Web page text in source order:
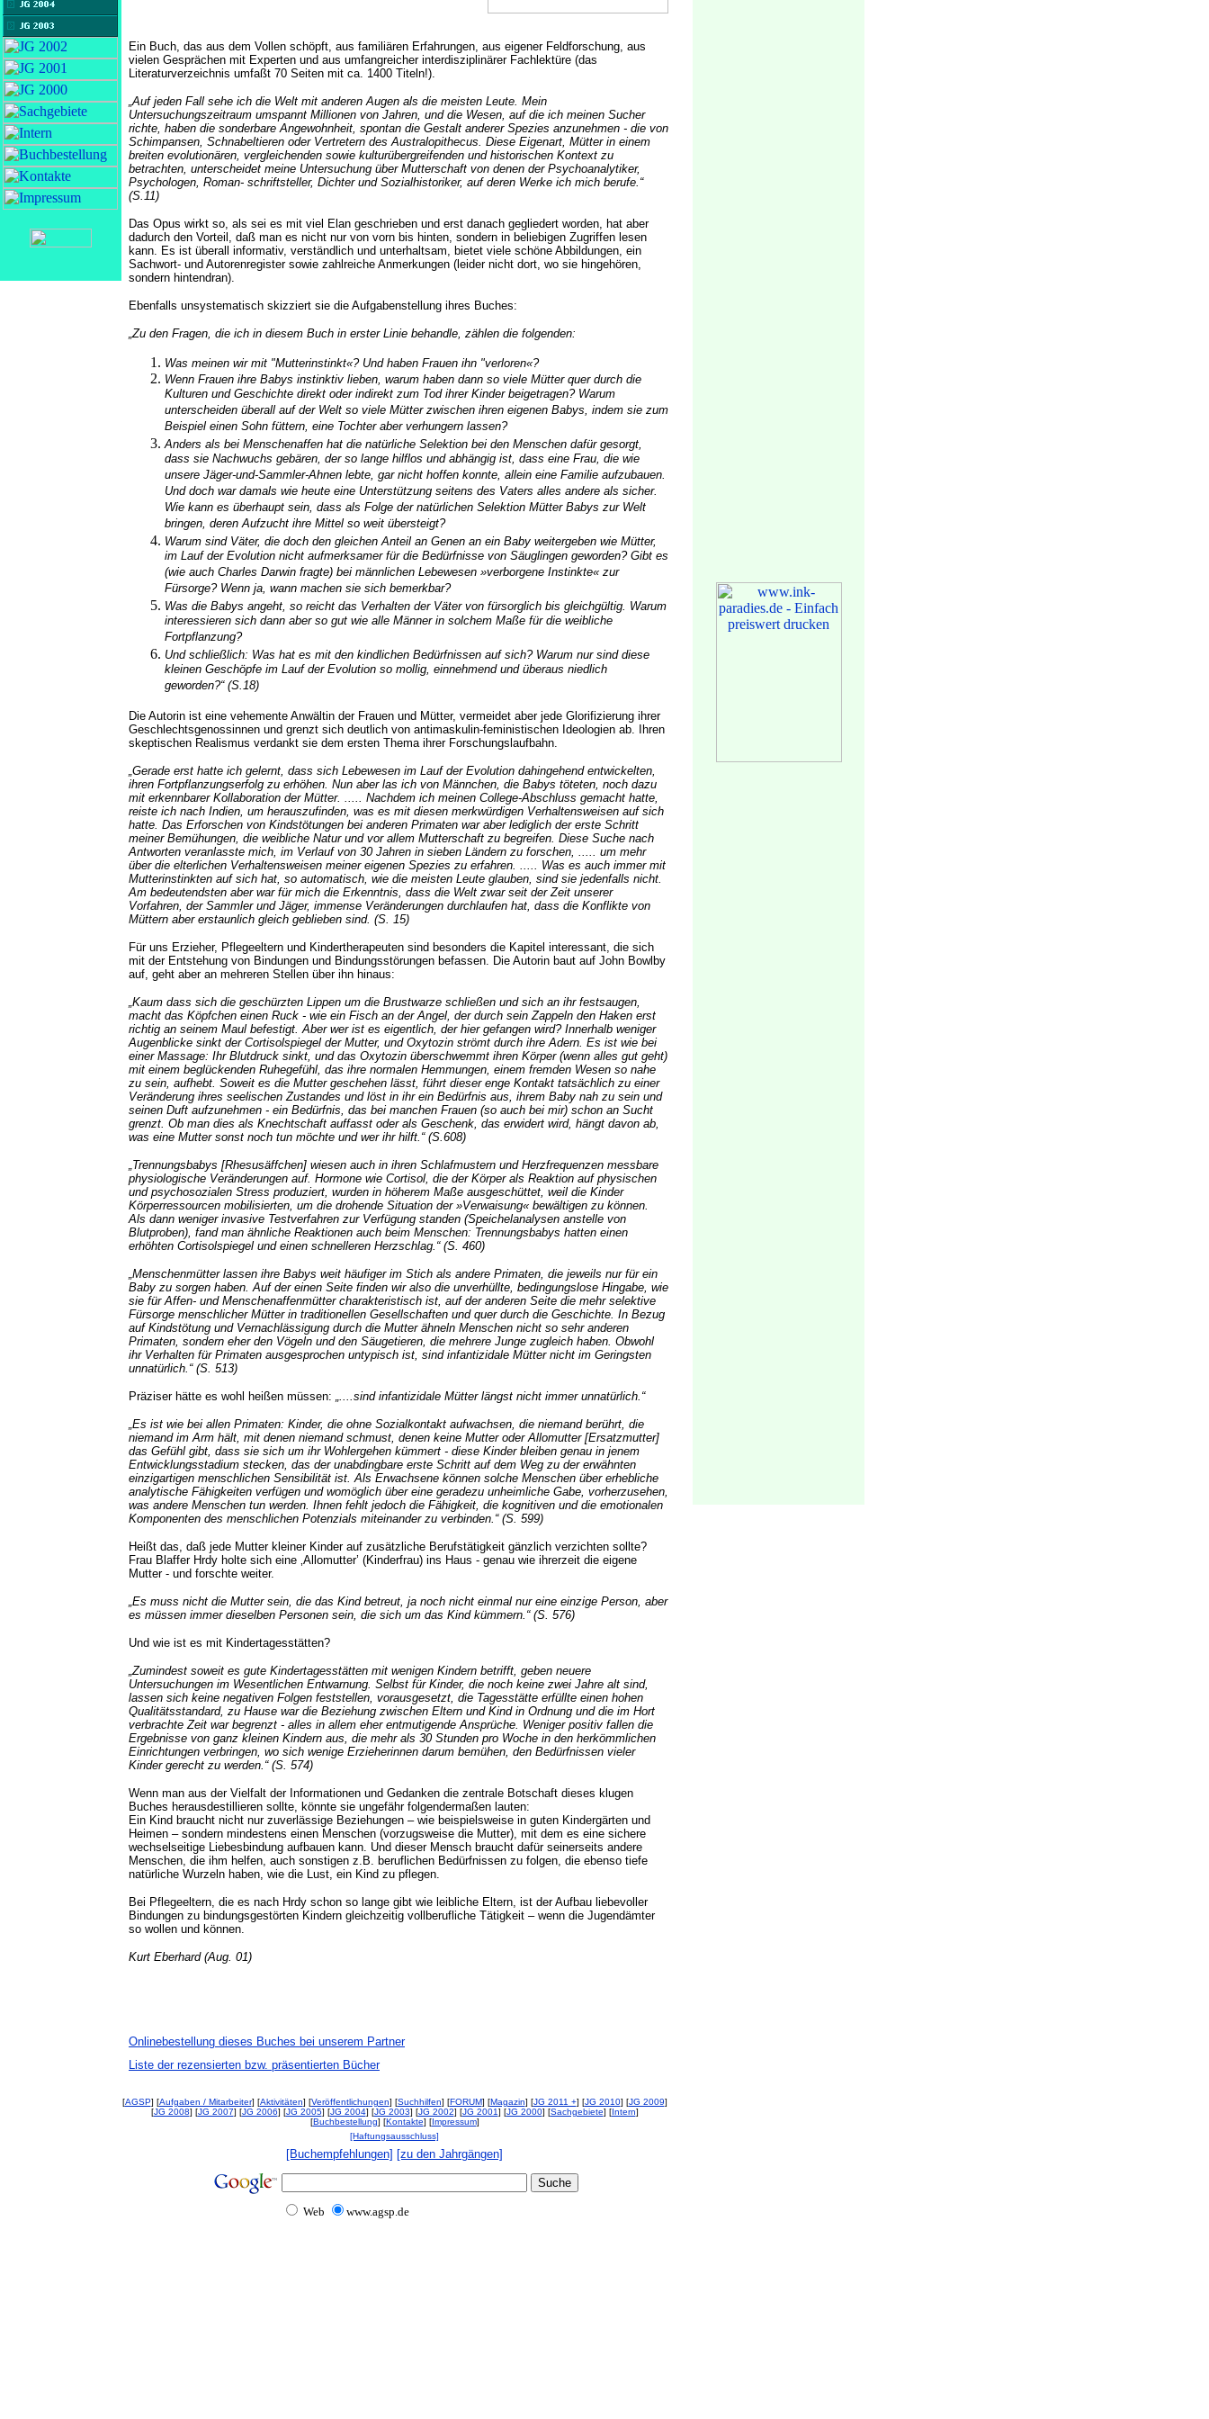
Ein Buch, das aus dem Vollen schöpft, aus familiären Erfahrungen, aus eigener Feldforschung, aus
vielen Gesprächen mit Experten und aus umfangreicher interdisziplinärer Fachlektüre (das
Literaturverzeichnis umfaßt 70 Seiten mit ca. 1400 Titeln!).
„Auf jeden Fall sehe ich die Welt mit anderen Augen als die meisten Leute. Mein
Untersuchungszeitraum umspannt Millionen von Jahren, und die Wesen, auf die ich meinen Sucher
richte, haben die sonderbare Angewohnheit, spontan die Gestalt anderer Spezies anzunehmen - die von
Schimpansen, Schnabeltieren oder Vertretern des Australopithecus. Diese Eigenart, Mütter in einem
breiten evolutionären, vergleichenden sowie kulturübergreifenden und historischen Kontext zu
betrachten, unterscheidet meine Untersuchung über Mutterschaft von denen der Psychoanalytiker,
Psychologen, Roman- schriftsteller, Dichter und Sozialhistoriker, auf deren Werke ich mich berufe.“
(S.11)
Das Opus wirkt so, als sei es mit viel Elan geschrieben und erst danach gegliedert worden, hat aber
dadurch den Vorteil, daß man es nicht nur von vorn bis hinten, sondern in beliebigen Zugriffen lesen
kann. Es ist überall informativ, verständlich und unterhaltsam, bietet viele schöne Abbildungen, ein
Sachwort- und Autorenregister sowie zahlreiche Anmerkungen (leider nicht dort, wo sie hingehören,
sondern hintendran).
Ebenfalls unsystematisch skizziert sie die Aufgabenstellung ihres Buches:
„Zu den Fragen, die ich in diesem Buch in erster Linie behandle, zählen die folgenden:
Was meinen wir mit "Mutterinstinkt«? Und haben Frauen ihn "verloren«?
Wenn Frauen ihre Babys instinktiv lieben, warum haben dann so viele Mütter quer durch die
Kulturen und Geschichte direkt oder indirekt zum Tod ihrer Kinder beigetragen? Warum
unterscheiden überall auf der Welt so viele Mütter zwischen ihren eigenen Babys, indem sie zum
Beispiel einen Sohn füttern, eine Tochter aber verhungern lassen?
Anders als bei Menschenaffen hat die natürliche Selektion bei den Menschen dafür gesorgt,
dass sie Nachwuchs gebären, der so lange hilflos und abhängig ist, dass eine Frau, die wie
unsere Jäger-und-Sammler-Ahnen lebte, gar nicht hoffen konnte, allein eine Familie aufzubauen.
Und doch war damals wie heute eine Unterstützung seitens des Vaters alles andere als sicher.
Wie kann es überhaupt sein, dass als Folge der natürlichen Selektion Mütter Babys zur Welt
bringen, deren Aufzucht ihre Mittel so weit übersteigt?
Warum sind Väter, die doch den gleichen Anteil an Genen an ein Baby weitergeben wie Mütter,
im Lauf der Evolution nicht aufmerksamer für die Bedürfnisse von Säuglingen geworden? Gibt es
(wie auch Charles Darwin fragte) bei männlichen Lebewesen »verborgene Instinkte« zur
Fürsorge? Wenn ja, wann machen sie sich bemerkbar?
Was die Babys angeht, so reicht das Verhalten der Väter von fürsorglich bis gleichgültig. Warum
interessieren sich dann aber so gut wie alle Männer in solchem Maße für die weibliche
Fortpflanzung?
Und schließlich: Was hat es mit den kindlichen Bedürfnissen auf sich? Warum nur sind diese
kleinen Geschöpfe im Lauf der Evolution so mollig, einnehmend und überaus niedlich
geworden?“ (S.18)
Die Autorin ist eine vehemente Anwältin der Frauen und Mütter, vermeidet aber jede Glorifizierung ihrer
Geschlechtsgenossinnen und grenzt sich deutlich von antimaskulin-feministischen Ideologien ab. Ihren
skeptischen Realismus verdankt sie dem ersten Thema ihrer Forschungslaufbahn.
„Gerade erst hatte ich gelernt, dass sich Lebewesen im Lauf der Evolution dahingehend entwickelten,
ihren Fortpflanzungserfolg zu erhöhen. Nun aber las ich von Männchen, die Babys töteten, noch dazu
mit erkennbarer Kollaboration der Mütter. ..... Nachdem ich meinen College-Abschluss gemacht hatte,
reiste ich nach Indien, um herauszufinden, was es mit diesen merkwürdigen Verhaltensweisen auf sich
hatte. Das Erforschen von Kindstötungen bei anderen Primaten war aber lediglich der erste Schritt
meiner Bemühungen, die weibliche Natur und vor allem Mutterschaft zu begreifen. Diese Suche nach
Antworten veranlasste mich, im Verlauf von 30 Jahren in sieben Ländern zu forschen, ..... um mehr
über die elterlichen Verhaltensweisen meiner eigenen Spezies zu erfahren. ..... Was es auch immer mit
Mutterinstinkten auf sich hat, so automatisch, wie die meisten Leute glauben, sind sie jedenfalls nicht.
Am bedeutendsten aber war für mich die Erkenntnis, dass die Welt zwar seit der Zeit unserer
Vorfahren, der Sammler und Jäger, immense Veränderungen durchlaufen hat, dass die Konflikte von
Müttern aber erstaunlich gleich geblieben sind. (S. 15)
Für uns Erzieher, Pflegeeltern und Kindertherapeuten sind besonders die Kapitel interessant, die sich
mit der Entstehung von Bindungen und Bindungsstörungen befassen. Die Autorin baut auf John Bowlby
auf, geht aber an mehreren Stellen über ihn hinaus:
„Kaum dass sich die geschürzten Lippen um die Brustwarze schließen und sich an ihr festsaugen,
macht das Köpfchen einen Ruck - wie ein Fisch an der Angel, der durch sein Zappeln den Haken erst
richtig an seinem Maul befestigt. Aber wer ist es eigentlich, der hier gefangen wird? Innerhalb weniger
Augenblicke sinkt der Cortisolspiegel der Mutter, und Oxytozin strömt durch ihre Adern. Es ist wie bei
einer Massage: Ihr Blutdruck sinkt, und das Oxytozin überschwemmt ihren Körper (wenn alles gut geht)
mit einem beglückenden Ruhegefühl, das ihre normalen Hemmungen, einem fremden Wesen so nahe
zu sein, aufhebt. Soweit es die Mutter geschehen lässt, führt dieser enge Kontakt tatsächlich zu einer
Veränderung ihres seelischen Zustandes und löst in ihr ein Bedürfnis aus, ihrem Baby nah zu sein und
seinen Duft aufzunehmen - ein Bedürfnis, das bei manchen Frauen (so auch bei mir) schon an Sucht
grenzt. Ob man dies als Knechtschaft auffasst oder als Geschenk, das erwidert wird, hängt davon ab,
was eine Mutter sonst noch tun möchte und wer ihr hilft.“ (S.608)
„Trennungsbabys [Rhesusäffchen] wiesen auch in ihren Schlafmustern und Herzfrequenzen messbare
physiologische Veränderungen auf. Hormone wie Cortisol, die der Körper als Reaktion auf physischen
und psychosozialen Stress produziert, wurden in höherem Maße ausgeschüttet, weil die Kinder
Körperressourcen mobilisierten, um die drohende Situation der »Verwaisung« bewältigen zu können.
Als dann weniger invasive Testverfahren zur Verfügung standen (Speichelanalysen anstelle von
Blutproben), fand man ähnliche Reaktionen auch beim Menschen: Trennungsbabys hatten einen
erhöhten Cortisolspiegel und einen schnelleren Herzschlag.“ (S. 460)
„Menschenmütter lassen ihre Babys weit häufiger im Stich als andere Primaten, die jeweils nur für ein
Baby zu sorgen haben. Auf der einen Seite finden wir also die unverhüllte, bedingungslose Hingabe, wie
sie für Affen- und Menschenaffenmütter charakteristisch ist, auf der anderen Seite die mehr selektive
Fürsorge menschlicher Mütter in traditionellen Gesellschaften und quer durch die Geschichte. In Bezug
auf Kindstötung und Vernachlässigung durch die Mutter ähneln Menschen nicht so sehr anderen
Primaten, sondern eher den Vögeln und den Säugetieren, die mehrere Junge zugleich haben. Obwohl
ihr Verhalten für Primaten ausgesprochen untypisch ist, sind infantizidale Mütter nicht im Geringsten
unnatürlich.“ (S. 513)
Präziser hätte es wohl heißen müssen: „....sind infantizidale Mütter längst nicht immer unnatürlich.“
„Es ist wie bei allen Primaten: Kinder, die ohne Sozialkontakt aufwachsen, die niemand berührt, die
niemand im Arm hält, mit denen niemand schmust, denen keine Mutter oder Allomutter [Ersatzmutter]
das Gefühl gibt, dass sie sich um ihr Wohlergehen kümmert - diese Kinder bleiben genau in jenem
Entwicklungsstadium stecken, das der unabdingbare erste Schritt auf dem Weg zu der erwähnten
einzigartigen menschlichen Sensibilität ist. Als Erwachsene können solche Menschen über erhebliche
analytische Fähigkeiten verfügen und womöglich über eine geradezu unheimliche Gabe, vorherzusehen,
was andere Menschen tun werden. Ihnen fehlt jedoch die Fähigkeit, die kognitiven und die emotionalen
Komponenten des menschlichen Potenzials miteinander zu verbinden.“ (S. 599)
Heißt das, daß jede Mutter kleiner Kinder auf zusätzliche Berufstätigkeit gänzlich verzichten sollte?
Frau Blaffer Hrdy holte sich eine ‚Allomutter’ (Kinderfrau) ins Haus - genau wie ihrerzeit die eigene
Mutter - und forschte weiter.
„Es muss nicht die Mutter sein, die das Kind betreut, ja noch nicht einmal nur eine einzige Person, aber
es müssen immer dieselben Personen sein, die sich um das Kind kümmern.“ (S. 576)
Und wie ist es mit Kindertagesstätten?
„Zumindest soweit es gute Kindertagesstätten mit wenigen Kindern betrifft, geben neuere
Untersuchungen im Wesentlichen Entwarnung. Selbst für Kinder, die noch keine zwei Jahre alt sind,
lassen sich keine negativen Folgen feststellen, vorausgesetzt, die Tagesstätte erfüllte einen hohen
Qualitätsstandard, zu Hause war die Beziehung zwischen Eltern und Kind in Ordnung und die im Hort
verbrachte Zeit war begrenzt - alles in allem eher entmutigende Ansprüche. Weniger positiv fallen die
Ergebnisse von ganz kleinen Kindern aus, die mehr als 30 Stunden pro Woche in den herkömmlichen
Einrichtungen verbringen, wo sich wenige Erzieherinnen darum bemühen, den Bedürfnissen vieler
Kinder gerecht zu werden.“ (S. 574)
Wenn man aus der Vielfalt der Informationen und Gedanken die zentrale Botschaft dieses klugen
Buches herausdestillieren sollte, könnte sie ungefähr folgendermaßen lauten:
Ein Kind braucht nicht nur zuverlässige Beziehungen – wie beispielsweise in guten Kindergärten und
Heimen – sondern mindestens einen Menschen (vorzugsweise die Mutter), mit dem es eine sichere
wechselseitige Liebesbindung aufbauen kann. Und dieser Mensch braucht dafür seinerseits andere
Menschen, die ihm helfen, auch sonstigen z.B. beruflichen Bedürfnissen zu folgen, die ebenso tiefe
natürliche Wurzeln haben, wie die Lust, ein Kind zu pflegen.
Bei Pflegeeltern, die es nach Hrdy schon so lange gibt wie leibliche Eltern, ist der Aufbau liebevoller
Bindungen zu bindungsgestörten Kindern gleichzeitig vollberufliche Tätigkeit – wenn die Jugendämter
so wollen und können.
Kurt Eberhard (Aug. 01)
Onlinebestellung dieses Buches bei unserem Partner
Liste der rezensierten bzw. präsentierten Bücher
[AGSP] [Aufgaben / Mitarbeiter] [Aktivitäten] [Veröffentlichungen] [Suchhilfen] [FORUM] [Magazin] [JG 2011 +] [JG 2010] [JG 2009]
[JG 2008] [JG 2007] [JG 2006] [JG 2005] [JG 2004] [JG 2003] [JG 2002] [JG 2001] [JG 2000] [Sachgebiete] [Intern]
[Buchbestellung] [Kontakte] [Impressum]
[Haftungsausschluss]
[Buchempfehlungen] [zu den Jahrgängen]
Web www.agsp.de